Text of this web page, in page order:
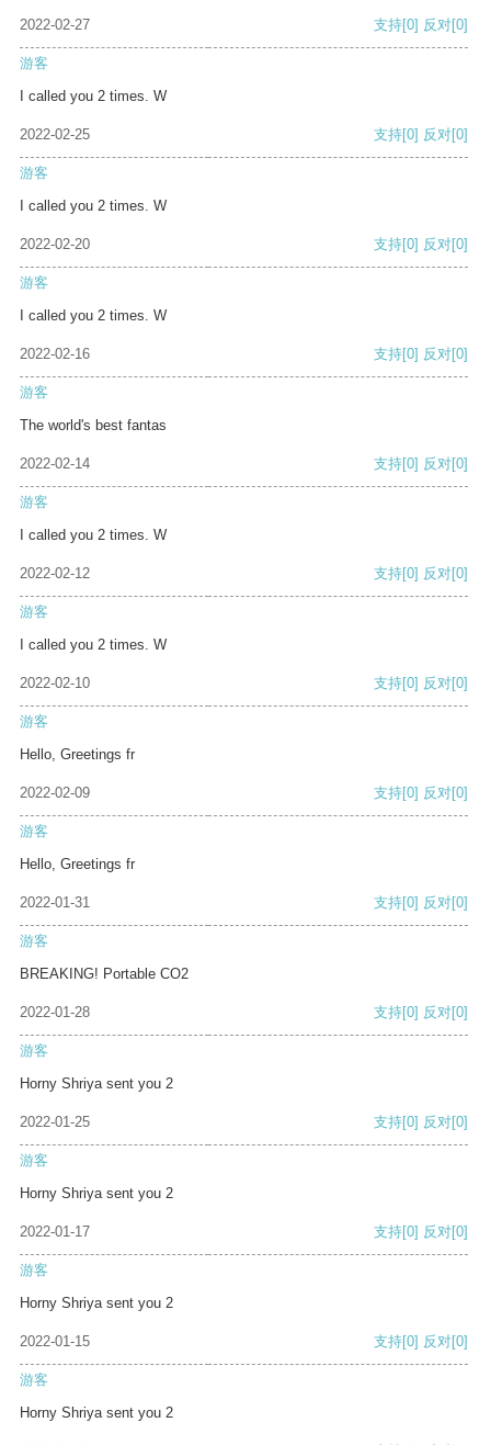
2022-02-27 支持[0] 反对[0]
游客
I called you 2 times. W
2022-02-25 支持[0] 反对[0]
游客
I called you 2 times. W
2022-02-20 支持[0] 反对[0]
游客
I called you 2 times. W
2022-02-16 支持[0] 反对[0]
游客
The world's best fantas
2022-02-14 支持[0] 反对[0]
游客
I called you 2 times. W
2022-02-12 支持[0] 反对[0]
游客
I called you 2 times. W
2022-02-10 支持[0] 反对[0]
游客
Hello, Greetings fr
2022-02-09 支持[0] 反对[0]
游客
Hello, Greetings fr
2022-01-31 支持[0] 反对[0]
游客
BREAKING! Portable CO2
2022-01-28 支持[0] 反对[0]
游客
Horny Shriya sent you 2
2022-01-25 支持[0] 反对[0]
游客
Horny Shriya sent you 2
2022-01-17 支持[0] 反对[0]
游客
Horny Shriya sent you 2
2022-01-15 支持[0] 反对[0]
游客
Horny Shriya sent you 2